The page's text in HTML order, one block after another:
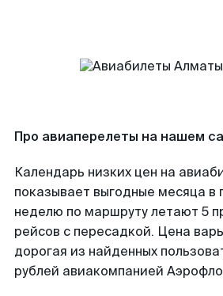
Про авиаперелеты на нашем
Календарь низких цен на
показывает выгодные месяца в
неделю по маршруту летают 5
рейсов с пересадкой. Цена
дорогая из найденных
рублей авиакомпанией